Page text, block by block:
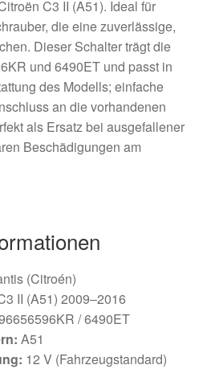
C3 II (A51). Ideal für
die eine zuverlässige,
Dieser Schalter trägt die
und 6490ET und passt in
des Modells; einfache
an die vorhandenen
als Ersatz bei ausgefallener
Beschädigungen am
(Citroén)
II (A51) 2009–2016
/ 6490ET
A51
12 V (Fahrzeugstandard)